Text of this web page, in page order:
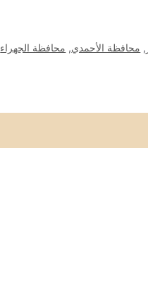
, محافظة الأحمدي, محافظة الجهراء